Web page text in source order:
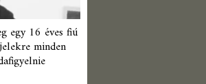
egy 16 éves fiú
minden